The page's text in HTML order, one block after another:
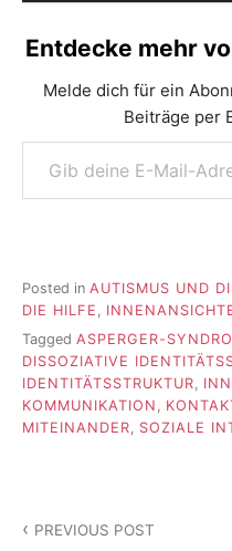
Entdecke mehr
Melde dich für ein
Beiträge per
Gib deine E-Mail-Adresse ein ...
Posted in AUTISMUS UND
DIE HILFE
Tagged ASPERGER-
DISSOZIATIVE
IDENTITÄTSSTRUKTUR,
KOMMUNIKATION ,
MITEINANDER, SOZIALE
PREVIOUS POST